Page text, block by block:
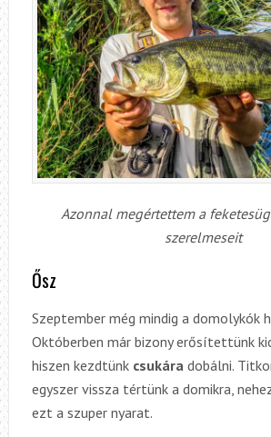
Azonnal megértettem a
szerelmeseit
Ősz
Szeptember még mindig a domolykók
Októberben már bizony erősítettünk
hiszen kezdtünk csukára dobálni.
egyszer vissza tértünk a domikra,
ezt a szuper nyarat.